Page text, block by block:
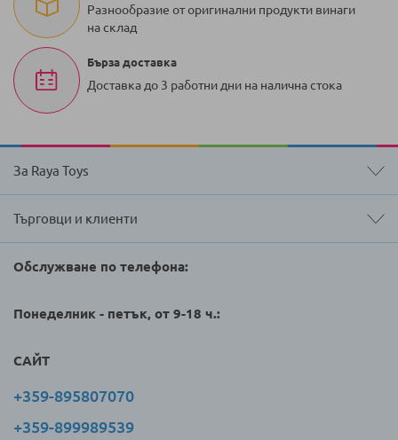
Разнообразие от оригинални продукти винаги
на склад
Бърза доставка
Доставка до 3 работни дни на налична стока
За Raya Toys
Търговци и клиенти
Обслужване по телефона:
Понеделник - петък, от 9-18 ч.:
САЙТ
+359-895807070
+359-899989539